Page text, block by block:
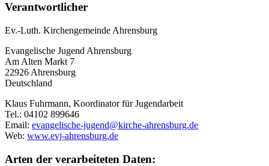
Verantwortlicher
Ev.-Luth. Kirchengemeinde Ahrensburg
Evangelische Jugend Ahrensburg
Am Alten Markt 7
22926 Ahrensburg
Deutschland
Klaus Fuhrmann, Koordinator für Jugendarbeit
Tel.: 04102 899646
Email: evangelische-jugend@kirche-ahrensburg.de
Web: www.evj-ahrensburg.de
Arten der verarbeiteten Daten: